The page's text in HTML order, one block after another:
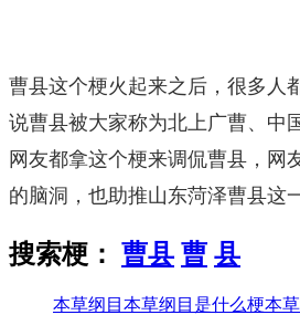
曹县这个梗火起来之后，很多人
说曹县被大家称为北上广曹、中
网友都拿这个梗来调侃曹县，网
的脑洞，也助推山东菏泽曹县这
搜索梗： 曹县 曹 县
​本草纲目 本草纲目是什么梗​本